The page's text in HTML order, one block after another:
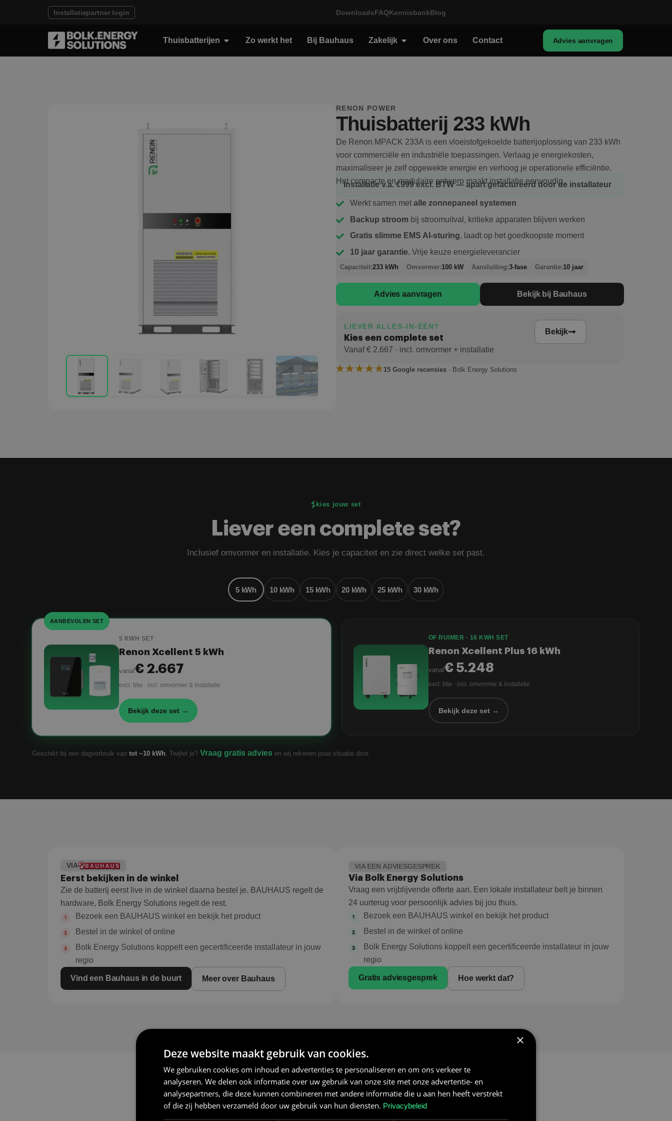
Installatiepartner login DownloadsFAQKennisbankBlog
Thuisbatterijen Zo werkt het Bij Bauhaus Zakelijk Over ons Contact Advies aanvragen
RENON POWER
Thuisbatterij 233 kWh
De Renon MPACK 233A is een vloeistofgekoelde batterijoplossing van 233 kWh
voor commerciële en industriële toepassingen. Verlaag je energiekosten,
maximaliseer je zelf opgewekte energie en verhoog je operationele efficiëntie.
Het compacte en modulaire ontwerp maakt installatie eenvoudig.
Installatie v.a. €999 excl. BTW — apart gefactureerd door de installateur
Werkt samen met alle zonnepaneel systemen
Backup stroom bij stroomuitval, kritieke apparaten blijven werken
Gratis slimme EMS AI-sturing, laadt op het goedkoopste moment
10 jaar garantie. Vrije keuze energieleverancier
Capaciteit:233 kWh Omvormer:100 kW Aansluiting:3-fase Garantie:10 jaar
Advies aanvragen Bekijk bij Bauhaus
LIEVER ALLES-IN-ÉÉN?
Kies een complete set
Vanaf € 2.667 · incl. omvormer + installatie
Bekijk
15 Google recensies · Bolk Energy Solutions
kies jouw set
Liever een complete set?
Inclusief omvormer en installatie. Kies je capaciteit en zie direct welke set past.
5 kWh 10 kWh 15 kWh 20 kWh 25 kWh 30 kWh
AANBEVOLEN SET
5 KWH SET
Renon Xcellent 5 kWh
vanaf€ 2.667
excl. btw · incl. omvormer & installatie
Bekijk deze set →
OF RUIMER · 16 KWH SET
Renon Xcellent Plus 16 kWh
vanaf€ 5.248
excl. btw · incl. omvormer & installatie
Bekijk deze set →
Geschikt bij een dagverbruik van tot ~10 kWh. Twijfel je? Vraag gratis advies en wij rekenen jouw situatie door.
VIA
Eerst bekijken in de winkel
Zie de batterij eerst live in de winkel daarna bestel je. BAUHAUS regelt de
hardware, Bolk Energy Solutions regelt de rest.
Bezoek een BAUHAUS winkel en bekijk het product
Bestel in de winkel of online
Bolk Energy Solutions koppelt een gecertificeerde installateur in jouw
regio
Vind een Bauhaus in de buurt Meer over Bauhaus
VIA EEN ADVIESGESPREK
Via Bolk Energy Solutions
Vraag een vrijblijvende offerte aan. Een lokale installateur belt je binnen
24 uurterug voor persoonlijk advies bij jou thuis.
Bezoek een BAUHAUS winkel en bekijk het product
Bestel in de winkel of online
Bolk Energy Solutions koppelt een gecertificeerde installateur in jouw
regio
Gratis adviesgesprek Hoe werkt dat?
JIJ HOEFT NIETS TE REGELEN
×
Deze website maakt gebruik van cookies.
We gebruiken cookies om inhoud en advertenties te personaliseren en om ons verkeer te
analyseren. We delen ook informatie over uw gebruik van onze site met onze advertentie- en
analysepartners, die deze kunnen combineren met andere informatie die u aan hen heeft verstrekt
of die zij hebben verzameld door uw gebruik van hun diensten. Privacybeleid